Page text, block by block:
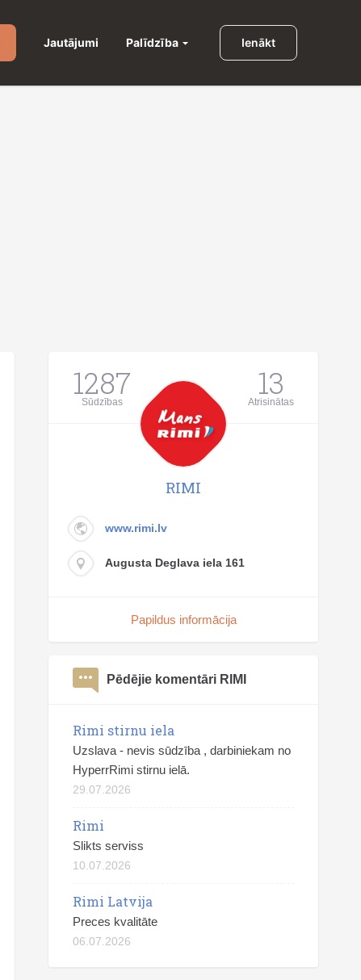
Jautājumi Palīdzība Ienākt
1287
Sūdzības 13
Atrisinātas
RIMI
www.rimi.lv
Augusta Deglava iela 161
Papildus informācija
Pēdējie komentāri RIMI
Rimi stirnu iela
Uzslava - nevis sūdzība , darbiniekam no
HyperrRimi stirnu ielā.
29.07.2026
Rimi
Slikts serviss
10.07.2026
Rimi Latvija
Preces kvalitāte
06.07.2026